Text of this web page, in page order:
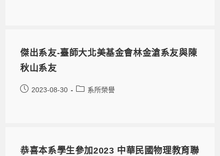
傑出系友-臺師大北美基金會林金滄系友與陳
秋山系友
2023-08-30 系所榮譽
恭喜本系學生參加2023 中華民國物理教育聯